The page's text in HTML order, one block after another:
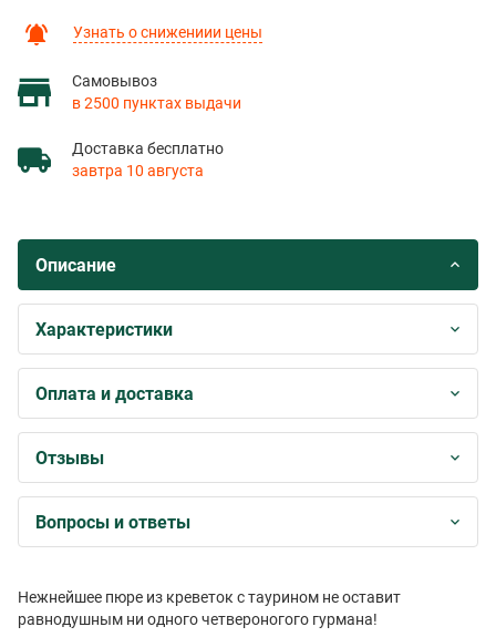
Узнать о снижениии цены
Самовывоз
в 2500 пунктах выдачи
Доставка бесплатно
завтра 10 августа
Описание
Характеристики
Оплата и доставка
Отзывы
Вопросы и ответы
Нежнейшее пюре из креветок с таурином не оставит
равнодушным ни одного четвероногого гурмана!